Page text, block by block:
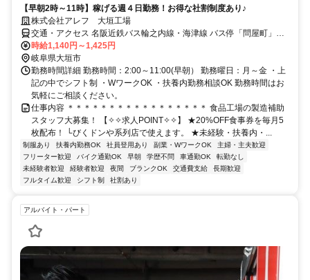
【早朝2時～11時】稼げる週４日勤務！お得な社割制度あり♪
株式会社アレフ 大垣工場
交通・アクセス 名阪近鉄バス輪之内線・海津線 バス停「問屋町」か
ら2分
時給1,140円～1,425円
岐阜県大垣市
勤務時間詳細 勤務時間：2:00～11:00(早朝） 勤務曜日：月～金 ・上
記の中でシフト制 ・WワークOK ・扶養内勤務相談OK 勤務時間はお
気軽にご相談ください。
仕事内容 ＊＊＊＊＊＊＊＊＊＊＊＊＊＊＊＊＊ 食品工場の製造補助
スタッフ大募集！ 【✧✧求人POINT✧✧】 ★20%OFF食事券を毎月5
枚配布！ └びくドンや系列店で使えます。 ★未経験・扶養内・...
制服あり 扶養内勤務OK 社員登用あり 副業・WワークOK
主婦・主夫歓迎
フリーター歓迎
バイク通勤OK 早朝 学歴不問 車通勤OK
転勤なし
未経験者歓迎
経験者歓迎 夜間 ブランクOK 交通費支給
長期歓迎
フルタイム歓迎
シフト制 社割あり
アルバイト・パート